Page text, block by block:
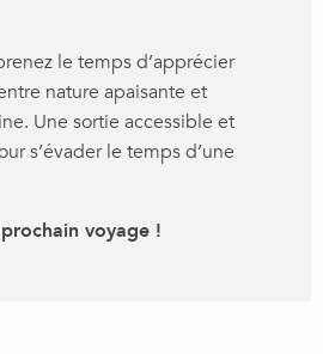
le temps d’apprécier
nature apaisante et
Une sortie accessible et
s’évader le temps d’une
voyage !